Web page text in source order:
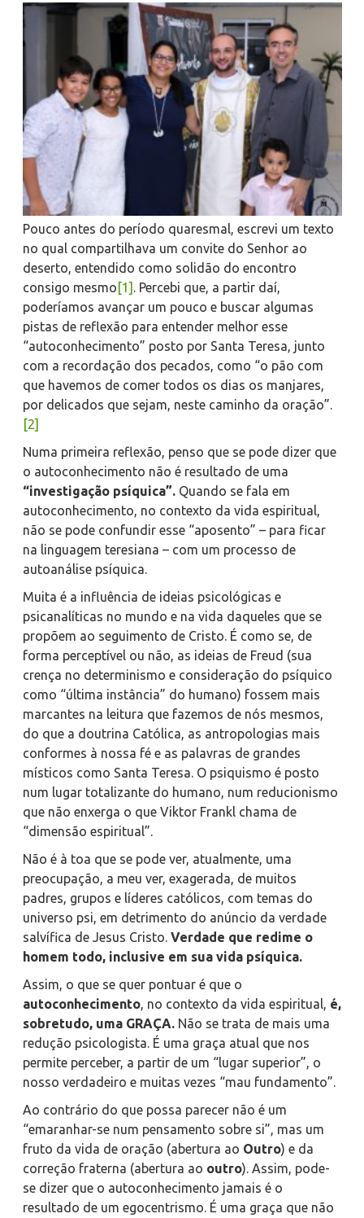
Pouco antes do período quaresmal, escrevi um texto
no qual compartilhava um convite do Senhor ao
deserto, entendido como solidão do encontro
consigo mesmo [1] . Percebi que, a partir daí,
poderíamos avançar um pouco e buscar algumas
pistas de reflexão para entender melhor esse
“autoconhecimento” posto por Santa Teresa, junto
com a recordação dos pecados, como “o pão com
que havemos de comer todos os dias os manjares,
por delicados que sejam, neste caminho da oração”.
[2]
Numa primeira reflexão, penso que se pode dizer que
o autoconhecimento não é resultado de uma
“investigação psíquica”.Quando se fala em
autoconhecimento, no contexto da vida espiritual,
não se pode confundir esse “aposento” – para ficar
na linguagem teresiana – com um processo de
autoanálise psíquica.
Muita é a influência de ideias psicológicas e
psicanalíticas no mundo e na vida daqueles que se
propõem ao seguimento de Cristo. É como se, de
forma perceptível ou não, as ideias de Freud (sua
crença no determinismo e consideração do psíquico
como “última instância” do humano) fossem mais
marcantes na leitura que fazemos de nós mesmos,
do que a doutrina Católica, as antropologias mais
conformes à nossa fé e as palavras de grandes
místicos como Santa Teresa. O psiquismo é posto
num lugar totalizante do humano, num reducionismo
que não enxerga o que Viktor Frankl chama de
“dimensão espiritual”.
Não é à toa que se pode ver, atualmente, uma
preocupação, a meu ver, exagerada, de muitos
padres, grupos e líderes católicos, com temas do
universo psi, em detrimento do anúncio da verdade
salvífica de Jesus Cristo. Verdade que redime o
homem todo, inclusive em sua vida psíquica.
Assim, o que se quer pontuar é que o
autoconhecimento, no contexto da vida espiritual, é,
sobretudo, uma GRAÇA.Não se trata de mais uma
redução psicologista. É uma graça atual que nos
permite perceber, a partir de um “lugar superior”, o
nosso verdadeiro e muitas vezes “mau fundamento”.
Ao contrário do que possa parecer não é um
“emaranhar-se num pensamento sobre si”, mas um
fruto da vida de oração (abertura ao Outro) e da
correção fraterna (abertura ao outro). Assim, pode-
se dizer que o autoconhecimento jamais é o
resultado de um egocentrismo. É uma graça que não